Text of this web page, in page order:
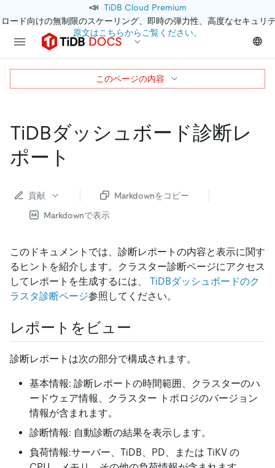
📣 TiDB Cloud Premium
ード向けの無制限のスケーリング、即時の弾力性、高度なセキュリ
原文はこちらからご覧ください。
TiDBダッシュボード診断レ
ポート
貢献
Markdownをコピー
Markdownで表示
このドキュメントでは、診断レポートの内容と表示に関す
るヒントを紹介します。クラスター診断ページにアクセス
してレポートを生成するには、 TiDBダッシュボードのク
ラスタ診​​断ページ参照してください。
レポートをビュー
診断レポートは次の部分で構成されます。
基本情報: 診断レポートの時間範囲、クラスターのハ
ードウェア情報、クラスター トポロジのバージョン
情報が含まれます。
診断情報: 自動診断の結果を表示します。
負荷情報:サーバー、TiDB、PD、または TiKV の
このページの内容